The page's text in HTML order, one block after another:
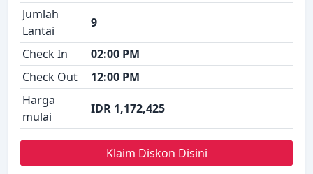
Jumlah
Lantai
9
Check In
02:00 PM
Check Out
12:00 PM
Harga
mulai
IDR 1,172,425
Klaim Diskon Disini